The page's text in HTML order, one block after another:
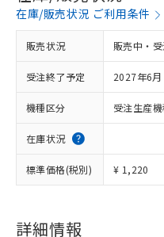
在庫/販売状況 ご利用条件
販売状況 販売中・
受注終了予定 2027年6月
機種区分 受注生産機
在庫状況
標準価格(税別) ¥ 1,220
詳細情報